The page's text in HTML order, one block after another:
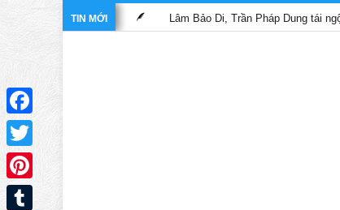
TIN MỚI Lâm Bảo Di, Trần Pháp Dung tái ngộ màn ảnh
Facebook
Twitter
Pinterest